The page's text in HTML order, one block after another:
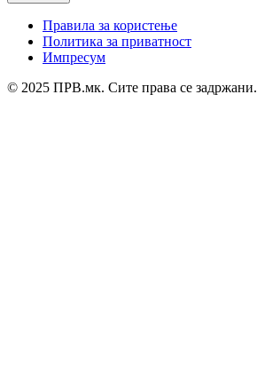
Правила за користење
Политика за приватност
Импресум
© 2025 ПРВ.мк. Сите права се задржани.